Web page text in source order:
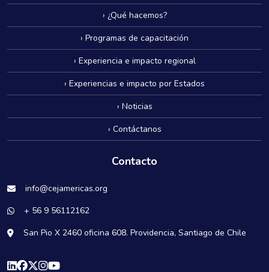
› ¿Qué hacemos?
› Programas de capacitación
› Experiencia e impacto regional
› Experiencias e impacto por Estados
› Noticias
› Contáctanos
Contacto
info@cejamericas.org
+ 56 9 56112162
San Pio X 2460 oficina 608. Providencia, Santiago de Chile